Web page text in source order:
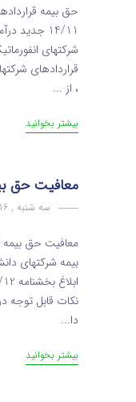
حق بیمه
14/11
شرکتهای
قراردادهای
، از ...
بیشتر بخوانید
معافیت حق
سه شنبه , 16 مهر 1398
معافیت حق
بیمه شرکتهای
نکات قابل توجه
دا...
بیشتر بخوانید